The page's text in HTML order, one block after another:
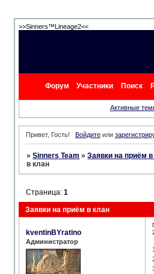
>>Sinners™Lineage2<<
Форум Участники Поиск
Активные
Привет, Гость! Войдитеили
»Sinners Team »Заявки на приём
в клан
Заявки на приём в клан
Страница:1
kventinBYratino
Администратор